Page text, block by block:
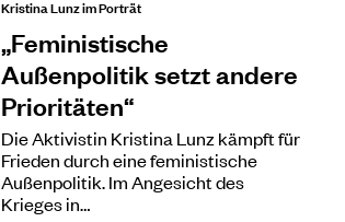
Kristina Lunz im Porträt
„Feministische
Außenpolitik setzt andere
Prioritäten“
Die Aktivistin Kristina Lunz kämpft für
Frieden durch eine feministische
Außenpolitik. Im Angesicht des
Krieges in…